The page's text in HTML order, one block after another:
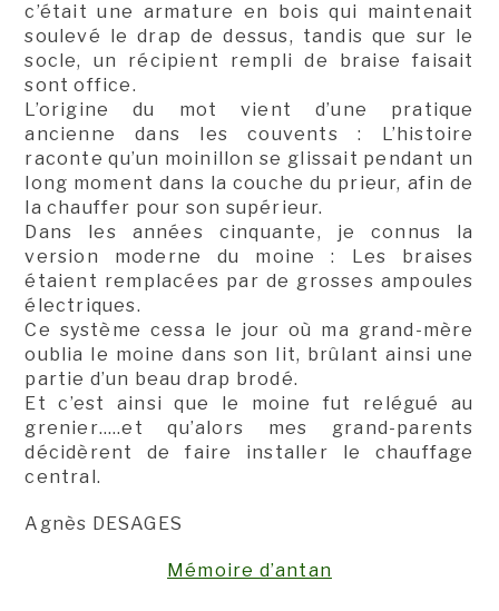
c’était une armature en bois qui maintenait
soulevé le drap de dessus, tandis que sur le
socle, un récipient rempli de braise faisait
sont office.
L’origine du mot vient d’une pratique
ancienne dans les couvents : L’histoire
raconte qu’un moinillon se glissait pendant un
long moment dans la couche du prieur, afin de
la chauffer pour son supérieur.
Dans les années cinquante, je connus la
version moderne du moine : Les braises
étaient remplacées par de grosses ampoules
électriques.
Ce système cessa le jour où ma grand-mère
oublia le moine dans son lit, brûlant ainsi une
partie d’un beau drap brodé.
Et c’est ainsi que le moine fut relégué au
grenier…..et qu’alors mes grand-parents
décidèrent de faire installer le chauffage
central.
Agnès DESAGES
Mémoire d’antan